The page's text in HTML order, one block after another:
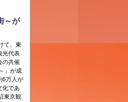
～が
て、東
光代表
の共催
」が成
6万人が
化であ
東京観